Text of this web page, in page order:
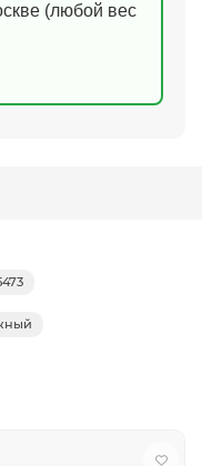
(любой вес